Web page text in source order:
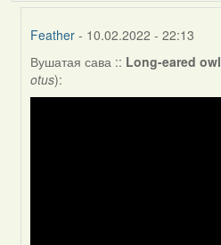
Feather - 10.02.2022 - 22:13
In
reply
Вушатая сава :: Long-eared owl
otus):